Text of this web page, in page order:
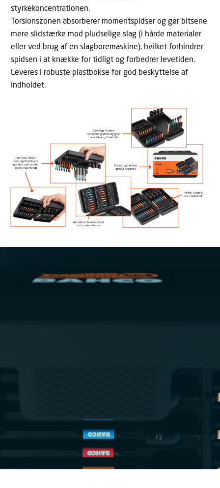
styrkekoncentrationen.
Torsionszonen absorberer momentspidser og gør bitsene
mere slidstærke mod pludselige slag (i hårde materialer
eller ved brug af en slagboremaskine), hvilket forhindrer
spidsen i at knække for tidligt og forbedrer levetiden.
Leveres i robuste plastbokse for god beskyttelse af
indholdet.